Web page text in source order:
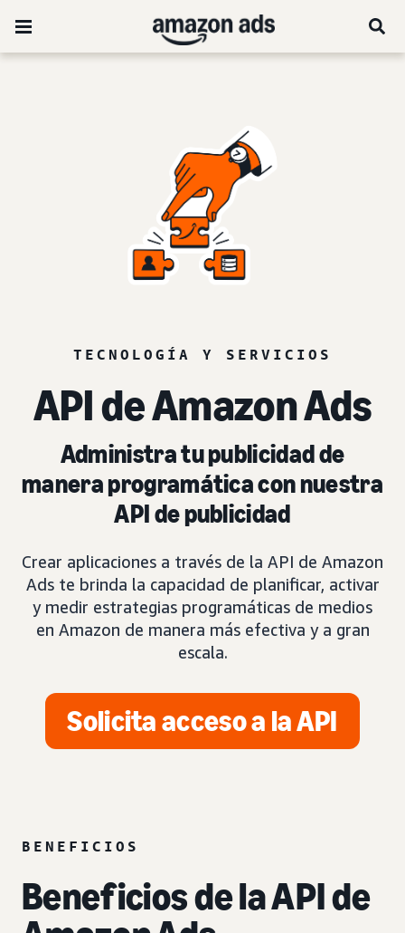
TECNOLOGÍA Y SERVICIOS
API de Amazon Ads
Administra tu publicidad de
manera programática con nuestra
API de publicidad
Crear aplicaciones a través de la API de Amazon
Ads te brinda la capacidad de planificar, activar
y medir estrategias programáticas de medios
en Amazon de manera más efectiva y a gran
escala.
Solicita acceso a la API
BENEFICIOS
Beneficios de la API de